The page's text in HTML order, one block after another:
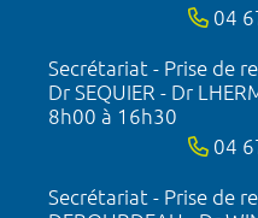
04
Secrétariat - Prise de
Dr SEQUIER - Dr
8h00 à 16h30
04
Secrétariat - Prise de